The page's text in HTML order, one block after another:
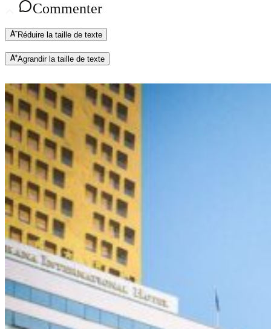
Commenter
Réduire la taille de texte
Agrandir la taille de texte